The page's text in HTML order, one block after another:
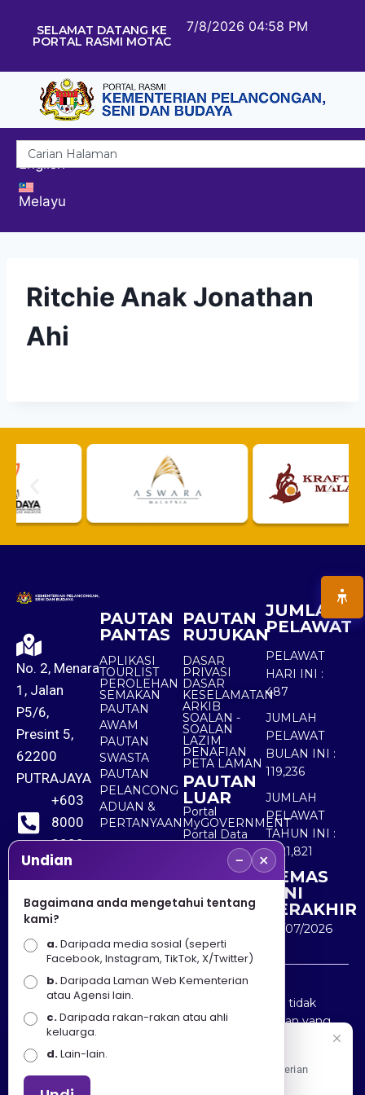
SELAMAT DATANG KE
PORTAL RASMI MOTAC
7/8/2026 04:58 PM
English
Melayu
Ritchie Anak Jonathan
Ahi
No. 2, Menara
1, Jalan
P5/6,
Presint 5,
62200
PUTRAJAYA
+603
8000
8000
+603
8891
7100
PAUTAN
PANTAS
APLIKASI
TOURLIST
PEROLEHAN
SEMAKAN
PAUTAN
AWAM
PAUTAN
SWASTA
PAUTAN
PELANCONG
ADUAN &
PERTANYAAN
PAUTAN
RUJUKAN
DASAR
PRIVASI
DASAR
KESELAMATAN
ARKIB
SOALAN -
SOALAN
LAZIM
PENAFIAN
PETA LAMAN
PAUTAN
LUAR
Portal
MyGOVERNMENT
Portal Data
Terbuka
Sektor Awam
JUMLAH
PELAWAT
PELAWAT
HARI INI :
487
JUMLAH
PELAWAT
BULAN INI :
119,236
JUMLAH
PELAWAT
TAHUN INI :
5,521,821
KEMAS
KINI
TERAKHIR
30/07/2026
Penafian : Kerajaan Malaysia dan Kementerian
Pelancongan Seni dan Budaya (MOTAC) adalah tidak
bertanggungjawab atas kehilangan atau kerugian yang
disebabkan oleh penggunaan mana-mana maklumat
yang diperolehi dari portal ini.
Undian − ×
Bagaimana anda mengetahui tentang
kami?
a.Daripada media sosial (seperti
Facebook, Instagram, TikTok, X/Twitter)
b.Daripada Laman Web Kementerian
atau Agensi lain.
c.Daripada rakan-rakan atau ahli
keluarga.
d.Lain-lain.
Apa Khabar! Selamat datang ke Portal Rasmi Kementerian
Pelancongan, Seni dan Budaya